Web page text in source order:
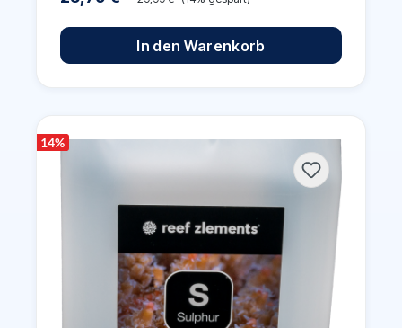
In den Warenkorb
14%